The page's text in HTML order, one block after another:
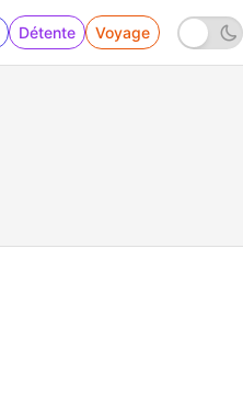
Détente Voyage